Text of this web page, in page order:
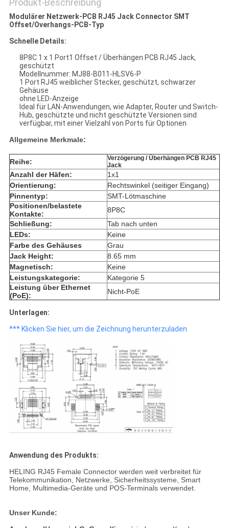
Produkt-Beschreibung
Modulärer Netzwerk-PCB RJ45 Jack Connector SMT
Offset/Overhangs-PCB-Typ
Schnelle Details:
8P8C 1 x 1 Port1 Offset / Überhängen PCB RJ45 Jack,
geschützt
Modellnummer: MJ88-B011-HLSV6-P
1 Port RJ45 weiblicher Stecker, geschützt, schwarzer
Gehäuse
ohne LED-Anzeige
Ideal für LAN-Anwendungen, wie Adapter, Router und Switch-
Hub, geschützte und nicht geschützte Versionen sind
verfügbar, mit einer Vielzahl von Ports für Optionen
Allgemeine Merkmale:
Reihe:
Verzögerung / Überhängen PCB RJ45
Jack
Anzahl der Häfen:
1x1
Orientierung:
Rechtswinkel (seitiger Eingang)
Pinnentyp:
SMT-Lötmaschine
Positionen/belastete
Kontakte:
8P8C
Schließung:
Tab nach unten
LEDs:
Keine
Farbe des Gehäuses
Grau
Jack Height:
8.65 mm
Magnetisch:
Keine
Leistungskategorie:
Kategorie 5
Leistung über Ethernet
(PoE):
Nicht-PoE
Unterlagen:
*** Klicken Sie hier, um die Zeichnung herunterzuladen
Anwendung des Produkts:
HELING RJ45 Female Connector werden weit verbreitet für
Telekommunikation, Netzwerke, Sicherheitssysteme, Smart
Home, Multimedia-Geräte und POS-Terminals verwendet.
Unser Kunde: